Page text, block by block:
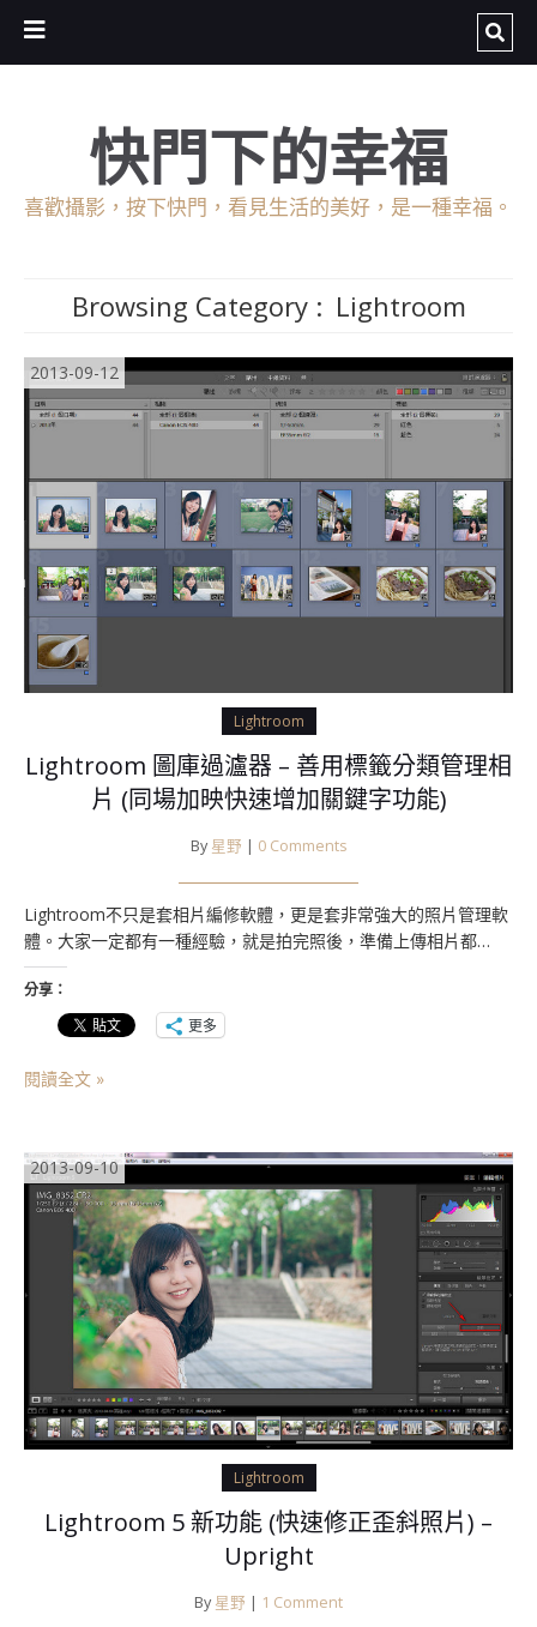
快門下的幸福
喜歡攝影，按下快門，看見生活的美好，是一種幸福。
Browsing Category : Lightroom
2013-09-12
Lightroom
Lightroom 圖庫過瀘器 – 善用標籤分類管理相
片 (同場加映快速增加關鍵字功能)
By 星野 | 0 Comments
Lightroom不只是套相片編修軟體，更是套非常強大的照片管理軟
體。大家一定都有一種經驗，就是拍完照後，準備上傳相片都…
分享：
更多
閱讀全文 »
2013-09-10
Lightroom
Lightroom 5 新功能 (快速修正歪斜照片) –
Upright
By 星野 | 1 Comment